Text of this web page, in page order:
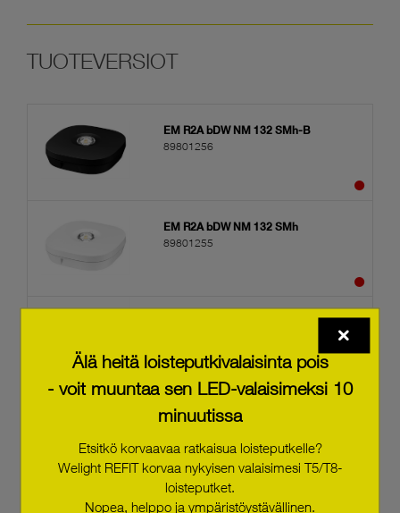
EM R2A bDW NM 132 SMh-B
89801256
EM R2A bDW NM 132 SMh
89801255
basicDIM Wireless passive SFI 40 BK
Älä heitä loisteputkivalaisinta pois
- voit muuntaa sen LED-valaisimeksi 10
minuutissa
Etsitkö korvaavaa ratkaisua loisteputkelle?
Welight REFIT korvaa nykyisen valaisimesi T5/T8-
loisteputket.
Nopea, helppo ja ympäristöystävällinen.